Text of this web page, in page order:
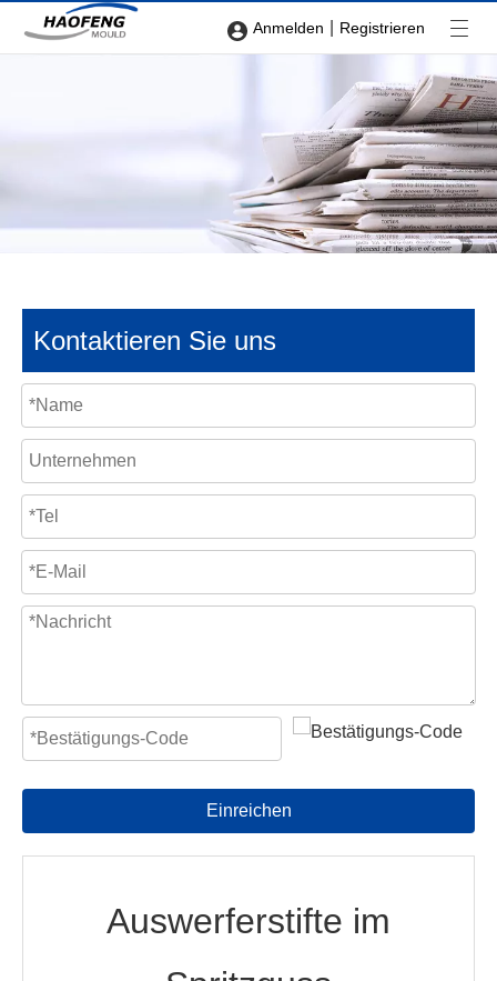
Anmelden Registrieren
Kontaktieren Sie uns
Einreichen
Auswerferstifte im